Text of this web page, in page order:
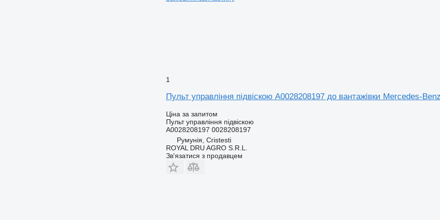
1
Пульт управління підвіскою A0028208197 до вантажівки Mercedes-
Ціна за запитом
Пульт управління підвіскою
A0028208197 0028208197
Румунія, Cristesti
ROYAL DRU AGRO S.R.L.
Зв'язатися з продавцем